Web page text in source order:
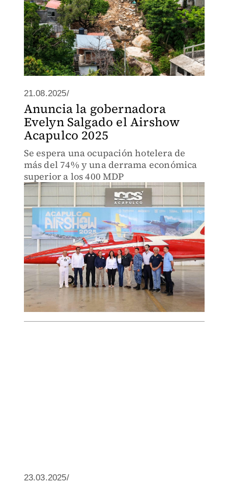
21.08.2025/
Anuncia la gobernadora
Evelyn Salgado el Airshow
Acapulco 2025
Se espera una ocupación hotelera de
más del 74% y una derrama económica
superior a los 400 MDP
23.03.2025/